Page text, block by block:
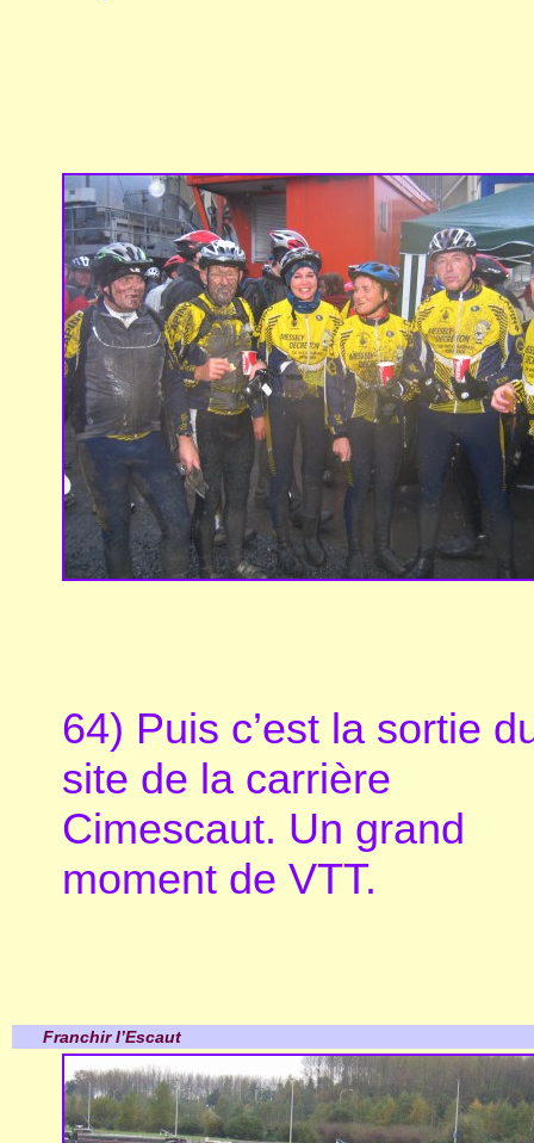
64) Puis c’est la sortie
site de la carrière
Cimescaut. Un grand
moment de VTT.
Franchir l’Escaut